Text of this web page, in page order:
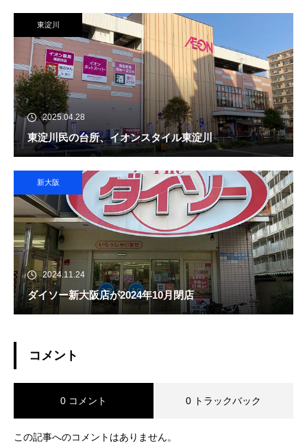
東淀川
2025.04.28
東淀川民の台所、イオンスタイル東淀川
新大阪
2024.11.24
ダイソー新大阪店が2024年10月閉店
コメント
0 コメント 0 トラックバック
この記事へのコメントはありません。